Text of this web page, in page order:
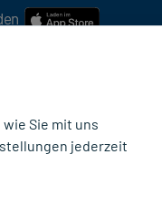
Sie mit uns
jederzeit